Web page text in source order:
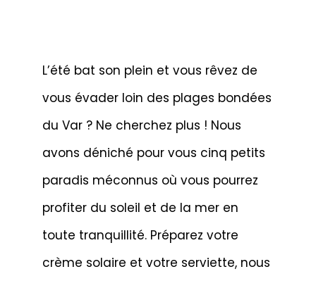
L’été bat son plein et vous rêvez de
vous évader loin des plages bondées
du Var ? Ne cherchez plus ! Nous
avons déniché pour vous cinq petits
paradis méconnus où vous pourrez
profiter du soleil et de la mer en
toute tranquillité. Préparez votre
crème solaire et votre serviette, nous